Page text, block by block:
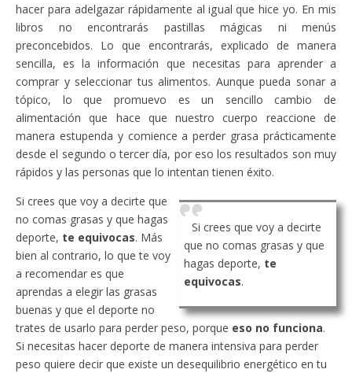
hacer para adelgazar rápidamente al igual que hice yo. En mis
libros no encontrarás pastillas mágicas ni menús
preconcebidos. Lo que encontrarás, explicado de manera
sencilla, es la información que necesitas para aprender a
comprar y seleccionar tus alimentos. Aunque pueda sonar a
tópico, lo que promuevo es un sencillo cambio de
alimentación que hace que nuestro cuerpo reaccione de
manera estupenda y comience a perder grasa prácticamente
desde el segundo o tercer día, por eso los resultados son muy
rápidos y las personas que lo intentan tienen éxito.
Si crees que voy a decirte
que no comas grasas y que
hagas deporte, te
equivocas.
Si crees que voy a decirte que
no comas grasas y que hagas
deporte, te equivocas. Más
bien al contrario, lo que te voy
a recomendar es que
aprendas a elegir las grasas
buenas y que el deporte no
trates de usarlo para perder peso, porque eso no funciona.
Si necesitas hacer deporte de manera intensiva para perder
peso quiere decir que existe un desequilibrio energético en tu